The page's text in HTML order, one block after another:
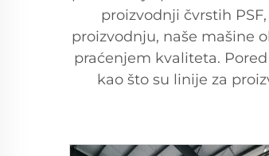
proizvodnji čvrstih
proizvodnju, naše mašine
praćenjem kvaliteta.
kao što su linije za